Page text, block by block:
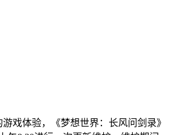
戏体验，《梦想世界：长风问剑录》